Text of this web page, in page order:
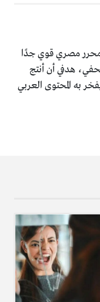
مصري قوي جدًا
هدفي أن أنتج
به المحتوى العربي